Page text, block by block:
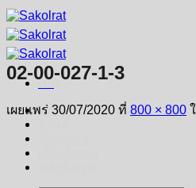
ข้าม
ไป
ยัง
เนื้อหา
เมนู
หน้าหลัก
02-00-027-1-3
เผยแพร่ 30/07/2020 ที่ 800 × 800